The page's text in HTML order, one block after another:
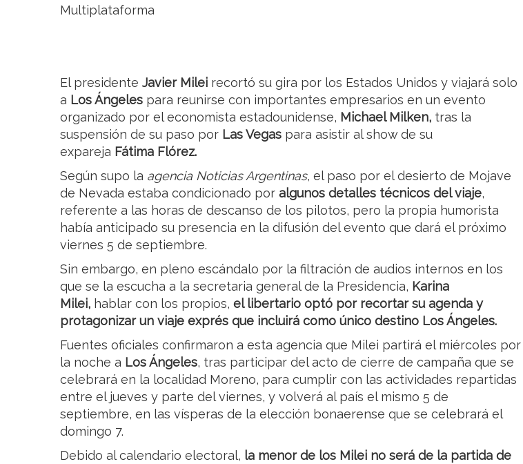
Multiplataforma
El presidente Javier Milei recortó su gira por los Estados Unidos y viajará solo
a Los Ángeles para reunirse con importantes empresarios en un evento
organizado por el economista estadounidense, Michael Milken, tras la
suspensión de su paso por Las Vegas para asistir al show de su
expareja Fátima Flórez.
Según supo la agencia Noticias Argentinas, el paso por el desierto de Mojave
de Nevada estaba condicionado por algunos detalles técnicos del viaje,
referente a las horas de descanso de los pilotos, pero la propia humorista
había anticipado su presencia en la difusión del evento que dará el próximo
viernes 5 de septiembre.
Sin embargo, en pleno escándalo por la filtración de audios internos en los
que se la escucha a la secretaria general de la Presidencia, Karina
Milei, hablar con los propios, el libertario optó por recortar su agenda y
protagonizar un viaje exprés que incluirá como único destino Los Ángeles.
Fuentes oficiales confirmaron a esta agencia que Milei partirá el miércoles por
la noche a Los Ángeles, tras participar del acto de cierre de campaña que se
celebrará en la localidad Moreno, para cumplir con las actividades repartidas
entre el jueves y parte del viernes, y volverá al país el mismo 5 de
septiembre, en las vísperas de la elección bonaerense que se celebrará el
domingo 7.
Debido al calendario electoral, la menor de los Milei no será de la partida de